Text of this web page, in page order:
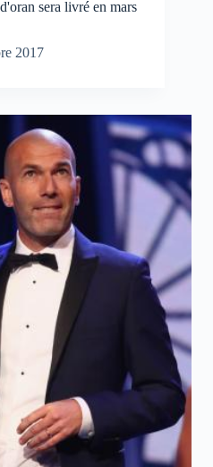
sera livré en mars
2017